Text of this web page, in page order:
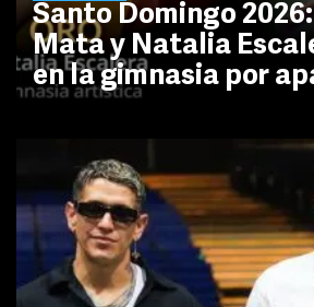
Santo Domingo
Mata y Natalia
en la gimnasia por